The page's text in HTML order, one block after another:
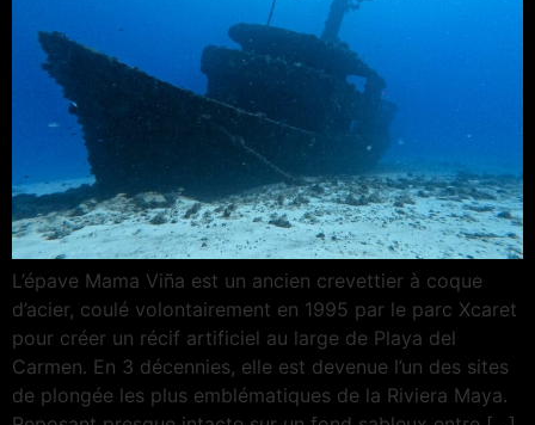
L’épave Mama Viña est un ancien crevettier à coque
d’acier, coulé volontairement en 1995 par le parc Xcaret
pour créer un récif artificiel au large de Playa del
Carmen. En 3 décennies, elle est devenue l’un des sites
de plongée les plus emblématiques de la Riviera Maya.